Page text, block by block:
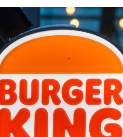
RECR11
HGLG11
XPLG11
KNRI11
Ver todos
IVVB11
SMAL11
HASH11
GOLD11
Ver todos